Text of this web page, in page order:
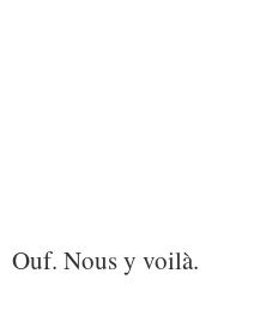
Ouf. Nous y voilà.